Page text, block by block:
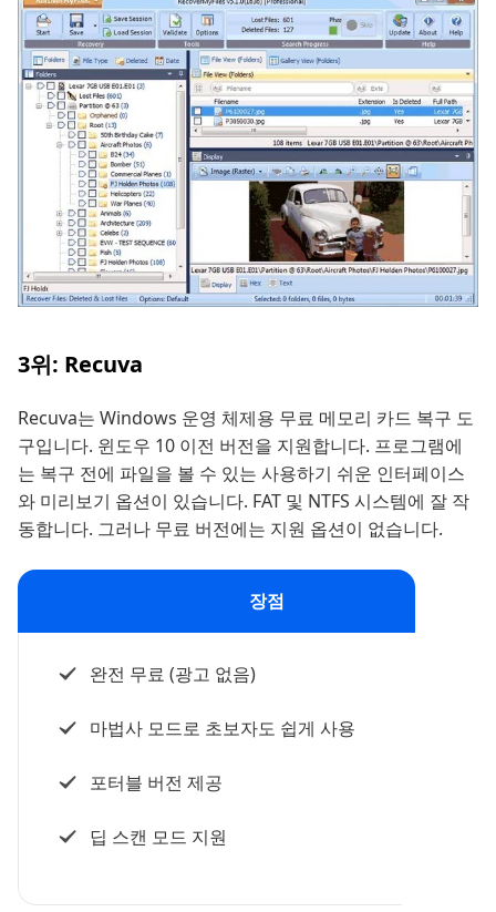
3위: Recuva
Recuva는 Windows 운영 체제용 무료 메모리 카드 복구 도
구입니다. 윈도우 10 이전 버전을 지원합니다. 프로그램에
는 복구 전에 파일을 볼 수 있는 사용하기 쉬운 인터페이스
와 미리보기 옵션이 있습니다. FAT 및 NTFS 시스템에 잘 작
동합니다. 그러나 무료 버전에는 지원 옵션이 없습니다.
장점
완전 무료 (광고 없음)
마법사 모드로 초보자도 쉽게 사용
포터블 버전 제공
딥 스캔 모드 지원